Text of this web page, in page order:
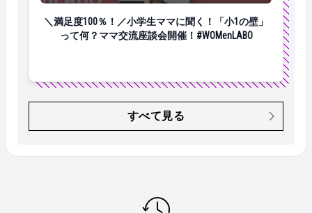
＼満足度100％！／小学生ママに聞く！「小1の壁」っ
＼満足度100％！／小学生ママに聞く！「小1の壁」
って何？ママ交流座談会開催！#WOMenLABO
すべて見る